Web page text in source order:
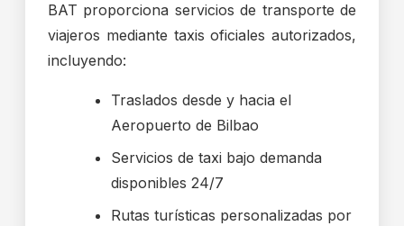
BAT proporciona servicios de transporte de
viajeros mediante taxis oficiales autorizados,
incluyendo:
Traslados desde y hacia el
Aeropuerto de Bilbao
Servicios de taxi bajo demanda
disponibles 24/7
Rutas turísticas personalizadas por